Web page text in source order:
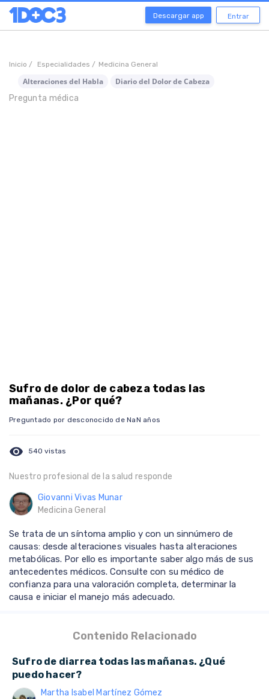
Descargar app Entrar
Inicio / Especialidades / Medicina General
Alteraciones del Habla
Diario del Dolor de Cabeza
Pregunta médica
Sufro de dolor de cabeza todas las
mañanas. ¿Por qué?
Preguntado por desconocido de NaN años
visibility 540 vistas
Nuestro profesional de la salud responde
Giovanni Vivas Munar
Medicina General
Se trata de un síntoma amplio y con un sinnúmero de
causas: desde alteraciones visuales hasta alteraciones
metabólicas. Por ello es importante saber algo más de sus
antecedentes médicos. Consulte con su médico de
confianza para una valoración completa, determinar la
causa e iniciar el manejo más adecuado.
Contenido Relacionado
Sufro de diarrea todas las mañanas. ¿Qué
puedo hacer?
Martha Isabel Martínez Gómez